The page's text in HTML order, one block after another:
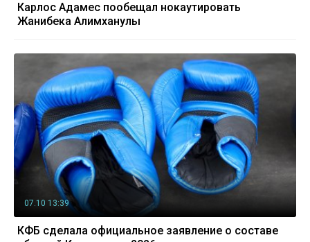
Карлос Адамес пообещал нокаутировать
Жанибека Алимханулы
07.10 13:39
КФБ сделала официальное заявление о составе